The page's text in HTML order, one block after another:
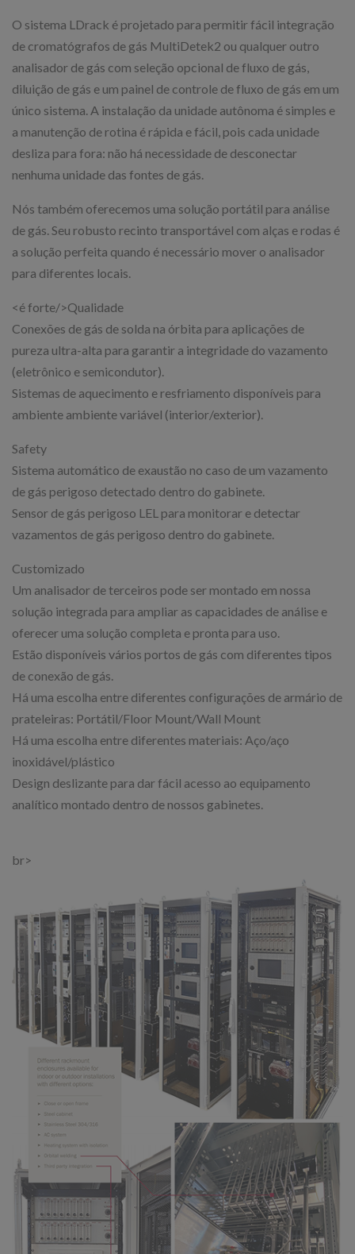
O sistema LDrack é projetado para permitir fácil integração
de cromatógrafos de gás MultiDetek2 ou qualquer outro
analisador de gás com seleção opcional de fluxo de gás,
diluição de gás e um painel de controle de fluxo de gás em um
único sistema. A instalação da unidade autônoma é simples e
a manutenção de rotina é rápida e fácil, pois cada unidade
desliza para fora: não há necessidade de desconectar
nenhuma unidade das fontes de gás.
Nós também oferecemos uma solução portátil para análise
de gás. Seu robusto recinto transportável com alças e rodas é
a solução perfeita quando é necessário mover o analisador
para diferentes locais.
<é forte/>Qualidade
Conexões de gás de solda na órbita para aplicações de
pureza ultra-alta para garantir a integridade do vazamento
(eletrônico e semicondutor).
Sistemas de aquecimento e resfriamento disponíveis para
ambiente ambiente variável (interior/exterior).
Safety
Sistema automático de exaustão no caso de um vazamento
de gás perigoso detectado dentro do gabinete.
Sensor de gás perigoso LEL para monitorar e detectar
vazamentos de gás perigoso dentro do gabinete.
Customizado
Um analisador de terceiros pode ser montado em nossa
solução integrada para ampliar as capacidades de análise e
oferecer uma solução completa e pronta para uso.
Estão disponíveis vários portos de gás com diferentes tipos
de conexão de gás.
Há uma escolha entre diferentes configurações de armário de
prateleiras: Portátil/Floor Mount/Wall Mount
Há uma escolha entre diferentes materiais: Aço/aço
inoxidável/plástico
Design deslizante para dar fácil acesso ao equipamento
analítico montado dentro de nossos gabinetes.
br>